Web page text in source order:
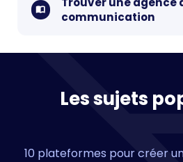
communication
Les sujets
10 plateformes pour créer